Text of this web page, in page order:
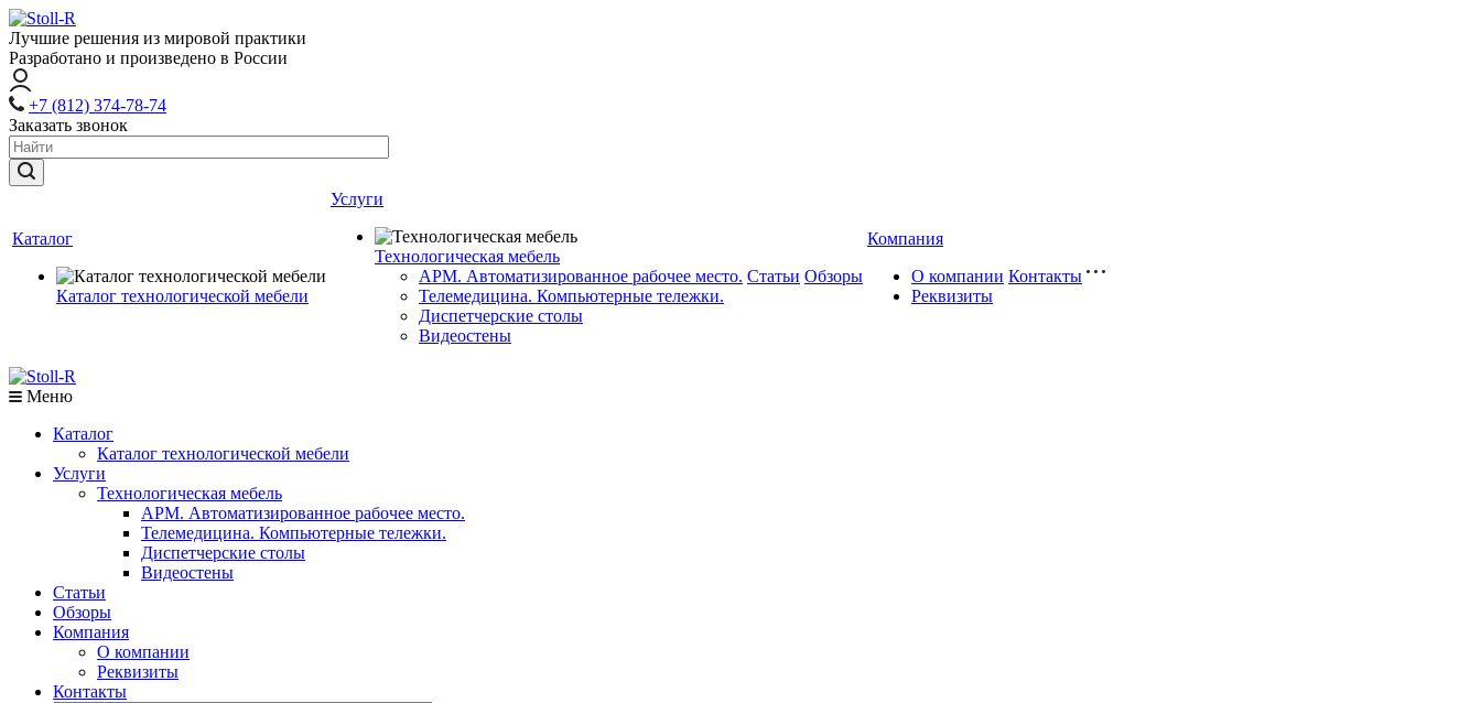
Лучшие решения из мировой практики
Разработано и произведено в России
+7 (812) 374-78-74
Заказать звонок
Каталог
Каталог технологической мебели
Услуги
Технологическая мебель
АРМ. Автоматизированное рабочее место.
Телемедицина. Компьютерные тележки.
Диспетчерские столы
Видеостены
Статьи Обзоры
Компания
О компании
Реквизиты
Контакты
Меню
Каталог
Каталог технологической мебели
Услуги
Технологическая мебель
АРМ. Автоматизированное рабочее место.
Телемедицина. Компьютерные тележки.
Диспетчерские столы
Видеостены
Статьи
Обзоры
Компания
О компании
Реквизиты
Контакты